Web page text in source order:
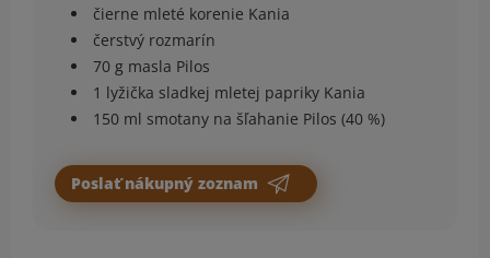
čierne mleté korenie Kania
čerstvý rozmarín
70 g masla Pilos
1 lyžička sladkej mletej papriky Kania
150 ml smotany na šľahanie Pilos (40 %)
Poslať nákupný zoznam